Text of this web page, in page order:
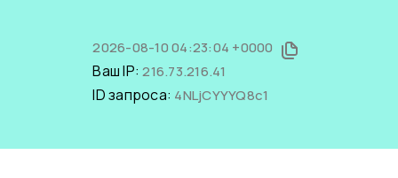
2026-08-10 04:23:04 +0000
Ваш IP:216.73.216.41
ID запроса: 4NLjCYYYQ8c1